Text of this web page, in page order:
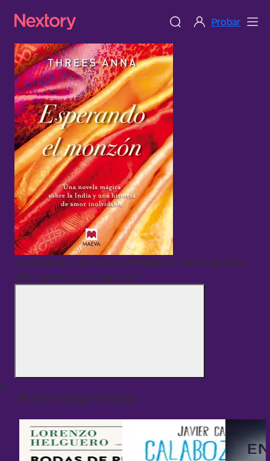
Probar
Lo sentimos, pero este contenido no está disponible
¿Por qué no está disponible?
o
Encuentra una historia ya